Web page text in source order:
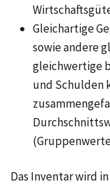
Gleichartige
sowie andere
gleichwertige
und Schulden
Das Inventar wird